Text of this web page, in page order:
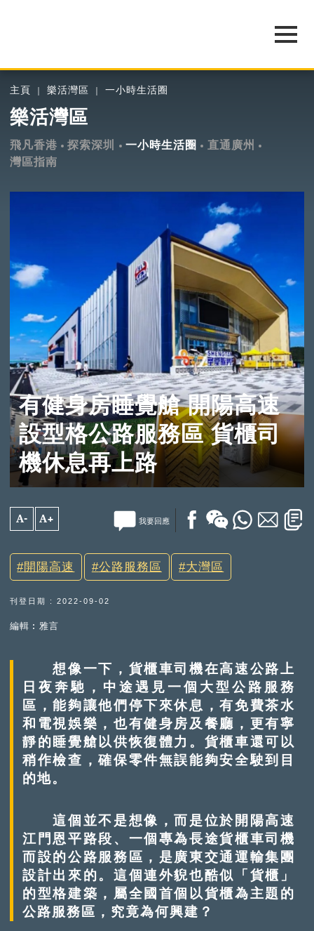
主頁 樂活灣區 一小時生活圈
樂活灣區
飛凡香港 探索深圳 一小時生活圈
直通廣州
灣區指南
有健身房睡覺艙 開陽高速
設型格公路服務區 貨櫃司
機休息再上路
A- A+ 我要回應
開陽高速 公路服務區 大灣區
刊登日期 : 2022-09-02
編輯︰雅言
想像一下，貨櫃車司機在高速公路上
日夜奔馳，中途遇見一個大型公路服務
區，能夠讓他們停下來休息，有免費茶水
和電視娛樂，也有健身房及餐廳，更有寧
靜的睡覺艙以供恢復體力。貨櫃車還可以
稍作檢查，確保零件無誤能夠安全駛到目
的地。
這個並不是想像，而是位於開陽高速
江門恩平路段、一個專為長途貨櫃車司機
而設的公路服務區，是廣東交通運輸集團
設計出來的。這個連外貎也酷似「貨櫃」
的型格建築，屬全國首個以貨櫃為主題的
公路服務區，究竟為何興建？